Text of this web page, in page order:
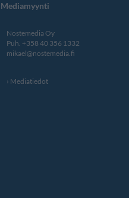
Mediamyynti
Nostemedia Oy
Puh. +358 40 356 1332
mikael@nostemedia.fi
Mediatiedot